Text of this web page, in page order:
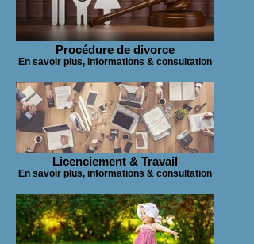
Procédure de divorce
En savoir plus, informations & consultation
Licenciement & Travail
En savoir plus, informations & consultation